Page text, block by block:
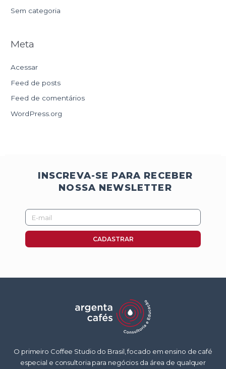
Sem categoria
Meta
Acessar
Feed de posts
Feed de comentários
WordPress.org
INSCREVA-SE PARA RECEBER
NOSSA NEWSLETTER
E-
mail
CADASTRAR
O primeiro Coffee Studio do Brasil, focado em ensino de café
especial e consultoria para negócios da área de qualquer